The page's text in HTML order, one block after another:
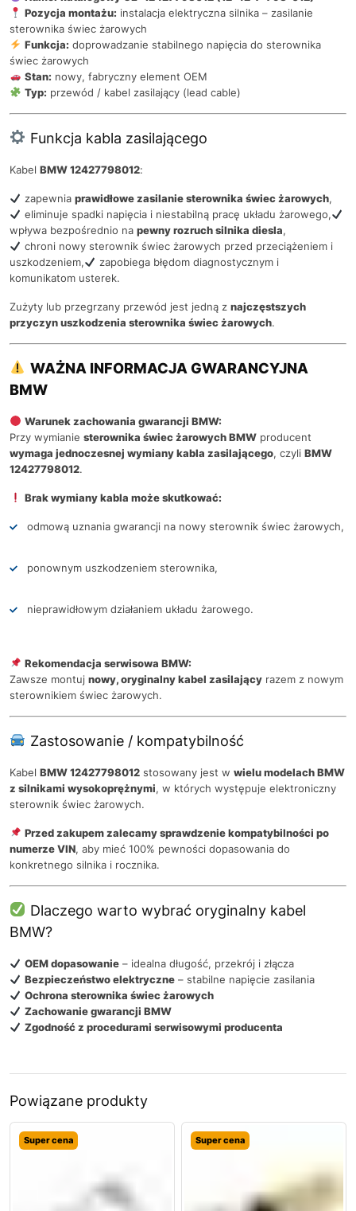
Pozycja montażu: instalacja elektryczna silnika – zasilanie
sterownika świec żarowych
Funkcja: doprowadzanie stabilnego napięcia do sterownika
świec żarowych
Stan: nowy, fabryczny element OEM
Typ: przewód / kabel zasilający (lead cable)
Funkcja kabla zasilającego
Kabel BMW 12427798012:
zapewnia prawidłowe zasilanie sterownika świec żarowych,
eliminuje spadki napięcia i niestabilną pracę układu żarowego,
wpływa bezpośrednio na pewny rozruch silnika diesla,
chroni nowy sterownik świec żarowych przed przeciążeniem i
uszkodzeniem,
zapobiega błędom diagnostycznym i
komunikatom usterek.
Zużyty lub przegrzany przewód jest jedną z najczęstszych
przyczyn uszkodzenia sterownika świec żarowych.
WAŻNA INFORMACJA GWARANCYJNA
BMW
Warunek zachowania gwarancji BMW:
Przy wymianie sterownika świec żarowych BMW producent
wymaga jednoczesnej wymiany kabla zasilającego, czyli BMW
12427798012.
Brak wymiany kabla może skutkować:
odmową uznania gwarancji na nowy sterownik świec żarowych,
ponownym uszkodzeniem sterownika,
nieprawidłowym działaniem układu żarowego.
Rekomendacja serwisowa BMW:
Zawsze montuj nowy, oryginalny kabel zasilający razem z nowym
sterownikiem świec żarowych.
Zastosowanie / kompatybilność
Kabel BMW 12427798012 stosowany jest w wielu modelach BMW
z silnikami wysokoprężnymi, w których występuje elektroniczny
sterownik świec żarowych.
Przed zakupem zalecamy sprawdzenie kompatybilności po
numerze VIN, aby mieć 100% pewności dopasowania do
konkretnego silnika i rocznika.
Dlaczego warto wybrać oryginalny kabel
BMW?
OEM dopasowanie– idealna długość, przekrój i złącza
Bezpieczeństwo elektryczne– stabilne napięcie zasilania
Ochrona sterownika świec żarowych
Zachowanie gwarancji BMW
Zgodność z procedurami serwisowymi producenta
Powiązane produkty
Super cena Super cena